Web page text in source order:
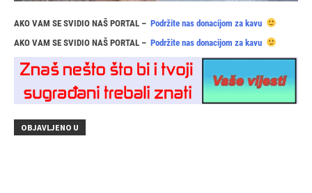
AKO VAM SE SVIDIO NAŠ PORTAL – Podržite nas donacijom za kavu
AKO VAM SE SVIDIO NAŠ PORTAL – Podržite nas donacijom za kavu
OBJAVLJENO U